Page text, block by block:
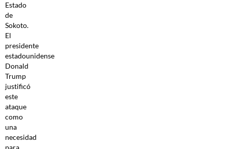
Estado
de
Sokoto.
El
presidente
estadounidense
Donald
Trump
justificó
este
ataque
como
una
necesidad
para